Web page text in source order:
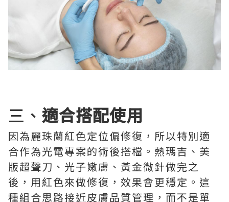
三、 適合搭配使用
因為麗珠蘭紅色定位偏修復，所以特別適
合作為光電專案的術後搭檔。熱瑪吉、美
版超聲刀、光子嫩膚、黃金微針做完之
後，用紅色來做修復，效果會更穩定。這
種組合思路接近皮膚品質管理，而不是單